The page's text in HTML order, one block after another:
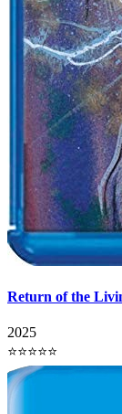
Return of the
2025
⭐⭐⭐⭐⭐